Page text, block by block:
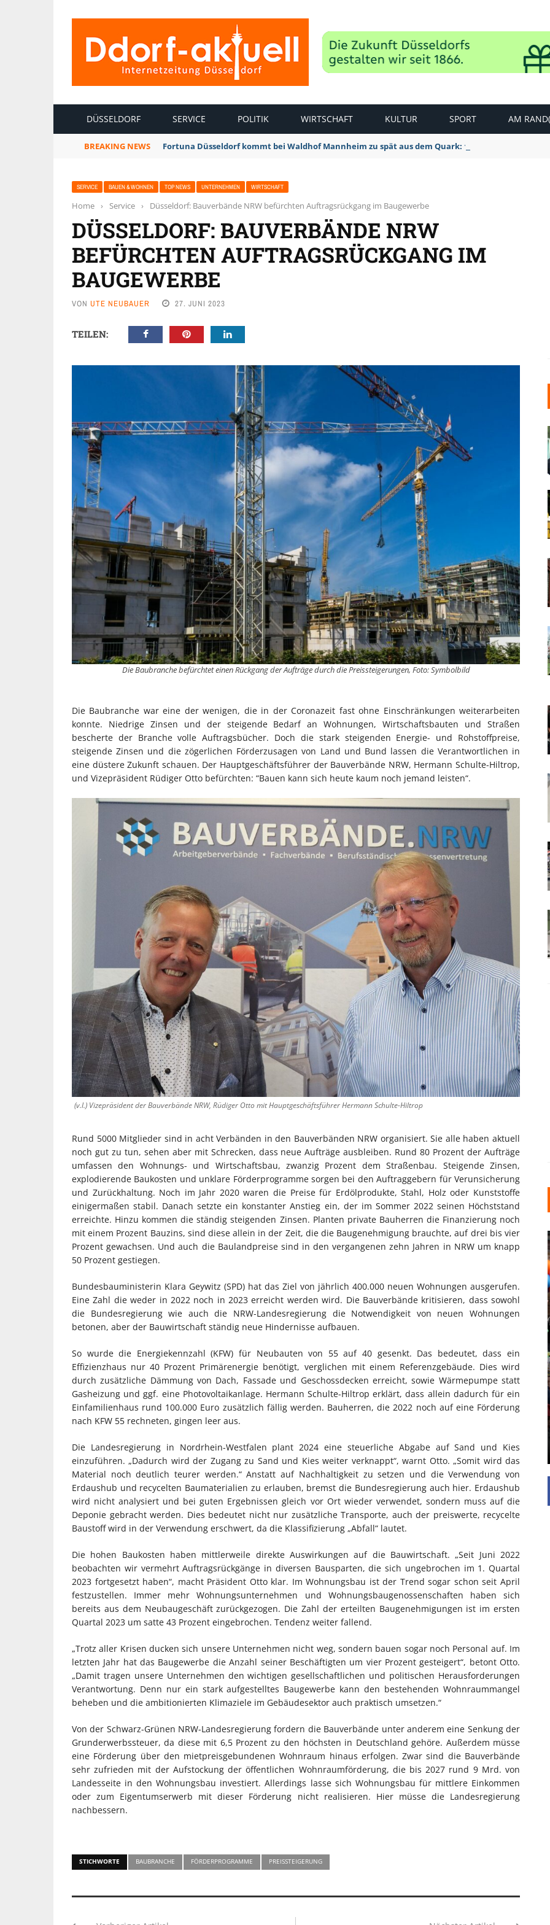
DÜSSELDORF SERVICE POLITIK WIRTSCHAFT KULTUR SPORT AM
BREAKING NEWS Fortuna Düsseldorf kommt bei Waldhof Mannheim zu spät aus dem Quark: 1:2 Niederlage
SERVICE BAUEN & WOHNEN TOP NEWS UNTERNEHMEN WIRTSCHAFT
Home › Service › Düsseldorf: Bauverbände NRW befürchten Auftragsrückgang im Baugewerbe
DÜSSELDORF: BAUVERBÄNDE NRW
BEFÜRCHTEN AUFTRAGSRÜCKGANG IM
BAUGEWERBE
VON UTE NEUBAUER 27. JUNI 2023
TEILEN:
Die Baubranche befürchtet einen Rückgang der Aufträge durch die Preissteigerungen, Foto: Symbolbild
Die Baubranche war eine der wenigen, die in der Coronazeit fast ohne Einschränkungen weiterarbeiten
konnte. Niedrige Zinsen und der steigende Bedarf an Wohnungen, Wirtschaftsbauten und Straßen
bescherte der Branche volle Auftragsbücher. Doch die stark steigenden Energie- und Rohstoffpreise,
steigende Zinsen und die zögerlichen Förderzusagen von Land und Bund lassen die Verantwortlichen in
eine düstere Zukunft schauen. Der Hauptgeschäftsführer der Bauverbände NRW, Hermann Schulte-Hiltrop,
und Vizepräsident Rüdiger Otto befürchten: “Bauen kann sich heute kaum noch jemand leisten“.
(v.l.) Vizepräsident der Bauverbände NRW, Rüdiger Otto mit Hauptgeschäftsführer Hermann Schulte-Hiltrop
Rund 5000 Mitglieder sind in acht Verbänden in den Bauverbänden NRW organisiert. Sie alle haben aktuell
noch gut zu tun, sehen aber mit Schrecken, dass neue Aufträge ausbleiben. Rund 80 Prozent der Aufträge
umfassen den Wohnungs- und Wirtschaftsbau, zwanzig Prozent dem Straßenbau. Steigende Zinsen,
explodierende Baukosten und unklare Förderprogramme sorgen bei den Auftraggebern für Verunsicherung
und Zurückhaltung. Noch im Jahr 2020 waren die Preise für Erdölprodukte, Stahl, Holz oder Kunststoffe
einigermaßen stabil. Danach setzte ein konstanter Anstieg ein, der im Sommer 2022 seinen Höchststand
erreichte. Hinzu kommen die ständig steigenden Zinsen. Planten private Bauherren die Finanzierung noch
mit einem Prozent Bauzins, sind diese allein in der Zeit, die die Baugenehmigung brauchte, auf drei bis vier
Prozent gewachsen. Und auch die Baulandpreise sind in den vergangenen zehn Jahren in NRW um knapp
50 Prozent gestiegen.
Bundesbauministerin Klara Geywitz (SPD) hat das Ziel von jährlich 400.000 neuen Wohnungen ausgerufen.
Eine Zahl die weder in 2022 noch in 2023 erreicht werden wird. Die Bauverbände kritisieren, dass sowohl
die Bundesregierung wie auch die NRW-Landesregierung die Notwendigkeit von neuen Wohnungen
betonen, aber der Bauwirtschaft ständig neue Hindernisse aufbauen.
So wurde die Energiekennzahl (KFW) für Neubauten von 55 auf 40 gesenkt. Das bedeutet, dass ein
Effizienzhaus nur 40 Prozent Primärenergie benötigt, verglichen mit einem Referenzgebäude. Dies wird
durch zusätzliche Dämmung von Dach, Fassade und Geschossdecken erreicht, sowie Wärmepumpe statt
Gasheizung und ggf. eine Photovoltaikanlage. Hermann Schulte-Hiltrop erklärt, dass allein dadurch für ein
Einfamilienhaus rund 100.000 Euro zusätzlich fällig werden. Bauherren, die 2022 noch auf eine Förderung
nach KFW 55 rechneten, gingen leer aus.
Die Landesregierung in Nordrhein-Westfalen plant 2024 eine steuerliche Abgabe auf Sand und Kies
einzuführen. „Dadurch wird der Zugang zu Sand und Kies weiter verknappt“, warnt Otto. „Somit wird das
Material noch deutlich teurer werden.“ Anstatt auf Nachhaltigkeit zu setzen und die Verwendung von
Erdaushub und recycelten Baumaterialien zu erlauben, bremst die Bundesregierung auch hier. Erdaushub
wird nicht analysiert und bei guten Ergebnissen gleich vor Ort wieder verwendet, sondern muss auf die
Deponie gebracht werden. Dies bedeutet nicht nur zusätzliche Transporte, auch der preiswerte, recycelte
Baustoff wird in der Verwendung erschwert, da die Klassifizierung „Abfall“ lautet.
Die hohen Baukosten haben mittlerweile direkte Auswirkungen auf die Bauwirtschaft. „Seit Juni 2022
beobachten wir vermehrt Auftragsrückgänge in diversen Bausparten, die sich ungebrochen im 1. Quartal
2023 fortgesetzt haben“, macht Präsident Otto klar. Im Wohnungsbau ist der Trend sogar schon seit April
festzustellen. Immer mehr Wohnungsunternehmen und Wohnungsbaugenossenschaften haben sich
bereits aus dem Neubaugeschäft zurückgezogen. Die Zahl der erteilten Baugenehmigungen ist im ersten
Quartal 2023 um satte 43 Prozent eingebrochen. Tendenz weiter fallend.
„Trotz aller Krisen ducken sich unsere Unternehmen nicht weg, sondern bauen sogar noch Personal auf. Im
letzten Jahr hat das Baugewerbe die Anzahl seiner Beschäftigten um vier Prozent gesteigert“, betont Otto.
„Damit tragen unsere Unternehmen den wichtigen gesellschaftlichen und politischen Herausforderungen
Verantwortung. Denn nur ein stark aufgestelltes Baugewerbe kann den bestehenden Wohnraummangel
beheben und die ambitionierten Klimaziele im Gebäudesektor auch praktisch umsetzen.“
Von der Schwarz-Grünen NRW-Landesregierung fordern die Bauverbände unter anderem eine Senkung der
Grunderwerbssteuer, da diese mit 6,5 Prozent zu den höchsten in Deutschland gehöre. Außerdem müsse
eine Förderung über den mietpreisgebundenen Wohnraum hinaus erfolgen. Zwar sind die Bauverbände
sehr zufrieden mit der Aufstockung der öffentlichen Wohnraumförderung, die bis 2027 rund 9 Mrd. von
Landesseite in den Wohnungsbau investiert. Allerdings lasse sich Wohnungsbau für mittlere Einkommen
oder zum Eigentumserwerb mit dieser Förderung nicht realisieren. Hier müsse die Landesregierung
nachbessern.
STICHWORTE BAUBRANCHE FÖRDERPROGRAMME PREISSTEIGERUNG
INDUSTRIELLER CHIC: WIE
LOFT-STIL IN IHREM
EINFAMILIENHAUS
UNTERSTÜTZEN
Die Inspiration des industriellen Chics sind die
Werkshallen des Industriezeitalters. Die Basis für
Fensterflächen. Wie so vieles wurde ...